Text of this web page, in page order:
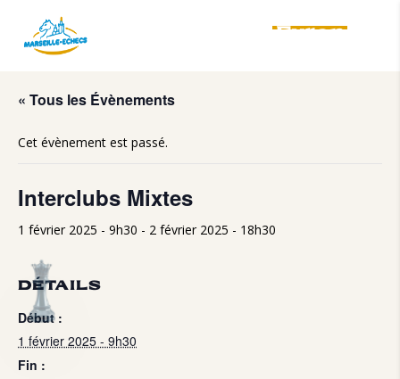
Evren
« Tous les Évènements
Cet évènement est passé.
Interclubs Mixtes
1 février 2025 - 9h30 - 2 février 2025 - 18h30
DÉTAILS
Début :
1 février 2025 - 9h30
Fin :